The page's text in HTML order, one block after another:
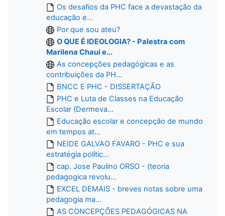
Os desafios da PHC face a devastação da
educação e...
Por que sou ateu?
O QUE É IDEOLOGIA? - Palestra com
Marilena Chaui e...
As concepções pedagógicas e as
contribuições da PH...
BNCC E PHC - DISSERTAÇÃO
PHC e Luta de Classes na Educação
Escolar (Dermeva...
Educação escolar e concepção de mundo
em tempos at...
NEIDE GALVAO FAVARO - PHC e sua
estratégia polític...
cap. Jose Paulino ORSO - (teoria
pedagogica revolu...
EXCEL DEMAIS - breves notas sobre uma
pedagogia ma...
AS CONCEPÇÕES PEDAGÓGICAS NA